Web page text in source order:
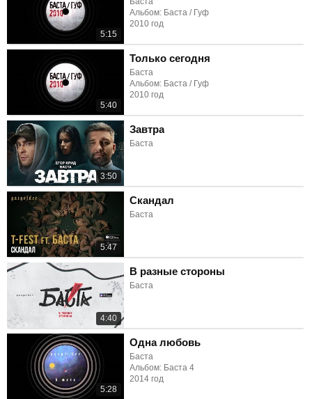
5:15
Альбом: Баста / Гуф
2010 год
5:40
Только сегодня
Баста
Альбом: Баста / Гуф
2010 год
3:50
Завтра
Баста
5:47
Скандал
Баста
4:40
В разные стороны
Баста
5:28
Одна любовь
Баста
Альбом: Баста 4
2014 год